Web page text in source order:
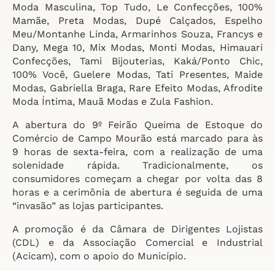
Moda Masculina, Top Tudo, Le Confecções, 100%
Mamãe, Preta Modas, Dupé Calçados, Espelho
Meu/Montanhe Linda, Armarinhos Souza, Francys e
Dany, Mega 10, Mix Modas, Monti Modas, Himauari
Confecções, Tami Bijouterias, Kaká/Ponto Chic,
100% Você, Guelere Modas, Tati Presentes, Maide
Modas, Gabriella Braga, Rare Efeito Modas, Afrodite
Moda Íntima, Mauã Modas e Zula Fashion.
A abertura do 9º Feirão Queima de Estoque do
Comércio de Campo Mourão está marcado para às
9 horas de sexta-feira, com a realização de uma
solenidade rápida. Tradicionalmente, os
consumidores começam a chegar por volta das 8
horas e a cerimônia de abertura é seguida de uma
“invasão” as lojas participantes.
A promoção é da Câmara de Dirigentes Lojistas
(CDL) e da Associação Comercial e Industrial
(Acicam), com o apoio do Município.